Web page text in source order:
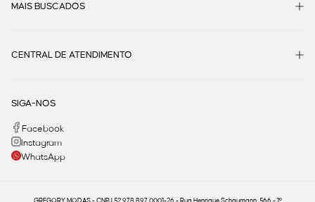
MAIS BUSCADOS
CENTRAL DE ATENDIMENTO
SIGA-NOS
Facebook
Instagram
WhatsApp
GREGORY MODAS - CNPJ 52.978.897.0001-26 - Rua Henrique Schaumann, 566 - 1º